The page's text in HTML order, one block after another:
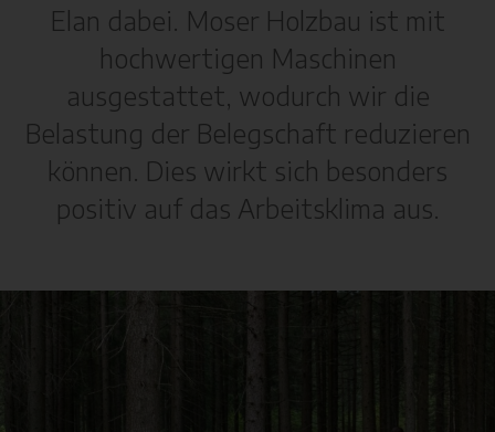
Elan dabei. Moser Holzbau ist mit
hochwertigen Maschinen
ausgestattet, wodurch wir die
Belastung der Belegschaft reduzieren
können. Dies wirkt sich besonders
positiv auf das Arbeitsklima aus.